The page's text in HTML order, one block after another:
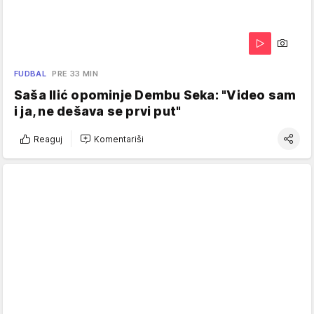
FUDBAL PRE 33 MIN
Saša Ilić opominje Dembu Seka: "Video sam
i ja, ne dešava se prvi put"
Reaguj Komentariši